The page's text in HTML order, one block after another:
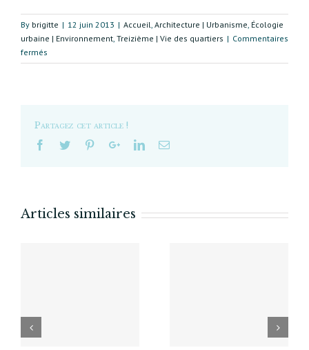
By brigitte | 12 juin 2013 | Accueil, Architecture | Urbanisme, Écologie
urbaine | Environnement, Treizième | Vie des quartiers | Commentaires
fermés
Le
sa
Partagez cet article !
Articles similaires